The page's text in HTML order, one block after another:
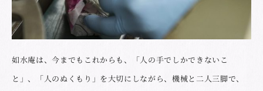
如水庵は、今までもこれからも、「人の手でしかできないこ
と」、「人のぬくもり」を大切にしながら、機械と二人三脚で、